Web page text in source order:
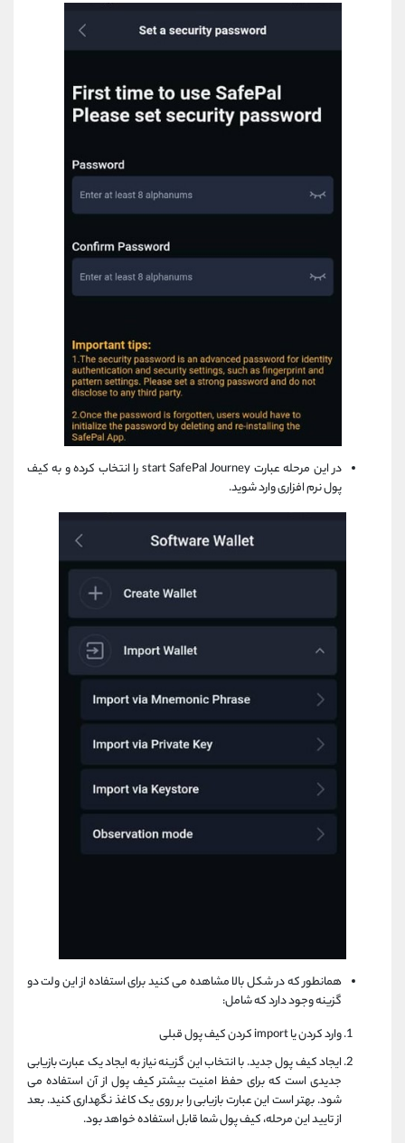
در این مرحله عبارت start SafePal Journey را انتخاب کرده و به کیف
پول نرم افزاری وارد شوید.
همانطور که در شکل بالا مشاهده می کنید برای استفاده از این ولت دو
گزینه وجود دارد که شامل:
وارد کردن یا import کردن کیف پول قبلی
ایجاد کیف پول جدید. با انتخاب این گزینه نیاز به ایجاد یک عبارت بازیابی
جدیدی است که برای حفظ امنیت بیشتر کیف پول از آن استفاده می
شود. بهتر است این عبارت بازیابی را بر روی یک کاغذ نگهداری کنید. بعد
از تایید این مرحله، کیف پول شما قابل استفاده خواهد بود.